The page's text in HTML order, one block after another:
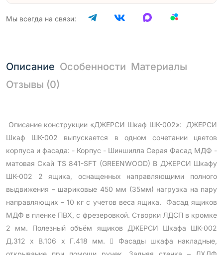
Мы всегда на связи:
Описание Особенности Материалы
Отзывы (0)
Описание конструкции «ДЖЕРСИ Шкаф ШК-002»: ДЖЕРСИ
Шкаф ШК-002 выпускается в одном сочетании цветов
корпуса и фасада: - Корпус - Шиншилла Серая Фасад МДФ -
матовая Скай TS 841-SFT (GREENWOOD) В ДЖЕРСИ Шкафу
ШК-002 2 ящика, оснащенных направляющими полного
выдвижения – шариковые 450 мм (35мм) нагрузка на пару
направляющих – 10 кг с учетов веса ящика. Фасад ящиков
МДФ в пленке ПВХ, с фрезеровкой. Створки ЛДСП в кромке
2 мм. Полезный объём ящиков ДЖЕРСИ Шкафа ШК-002
Д.312 х В.106 х Г.418 мм.  Фасады шкафа накладные,